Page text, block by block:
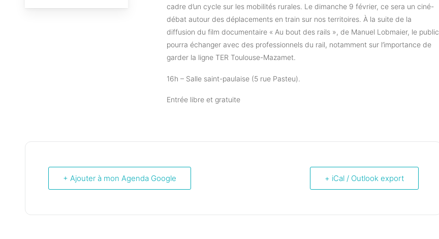
cadre d’un cycle sur les mobilités rurales. Le dimanche 9 février, ce sera un ciné-
débat autour des déplacements en train sur nos territoires. À la suite de la
diffusion du film documentaire « Au bout des rails », de Manuel Lobmaier, le public
pourra échanger avec des professionnels du rail, notamment sur l’importance de
garder la ligne TER Toulouse-Mazamet.
16h – Salle saint-paulaise (5 rue Pasteu).
Entrée libre et gratuite
+ Ajouter à mon Agenda Google + iCal / Outlook export